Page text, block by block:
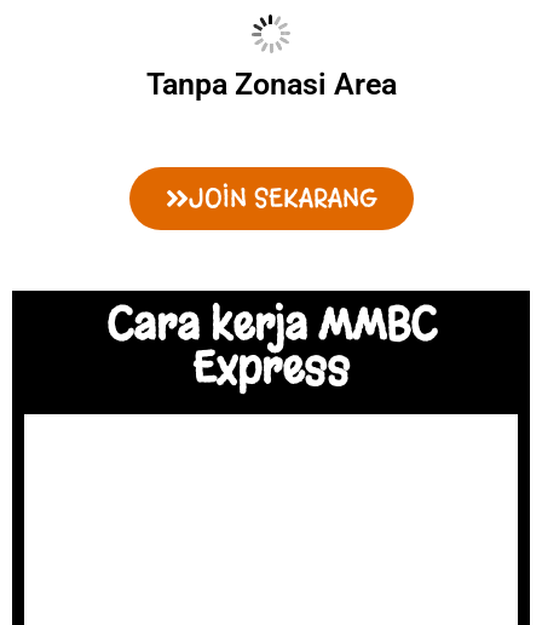
Tanpa Zonasi Area
JOIN SEKARANG
Cara kerja MMBC
Express